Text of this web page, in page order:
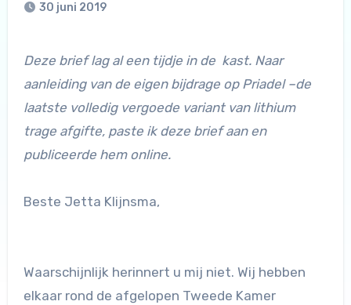
30 juni 2019
Deze brief lag al een tijdje in de kast. Naar
aanleiding van de eigen bijdrage op Priadel –de
laatste volledig vergoede variant van lithium
trage afgifte, paste ik deze brief aan en
publiceerde hem online.
Beste Jetta Klijnsma,
Waarschijnlijk herinnert u mij niet. Wij hebben
elkaar rond de afgelopen Tweede Kamer